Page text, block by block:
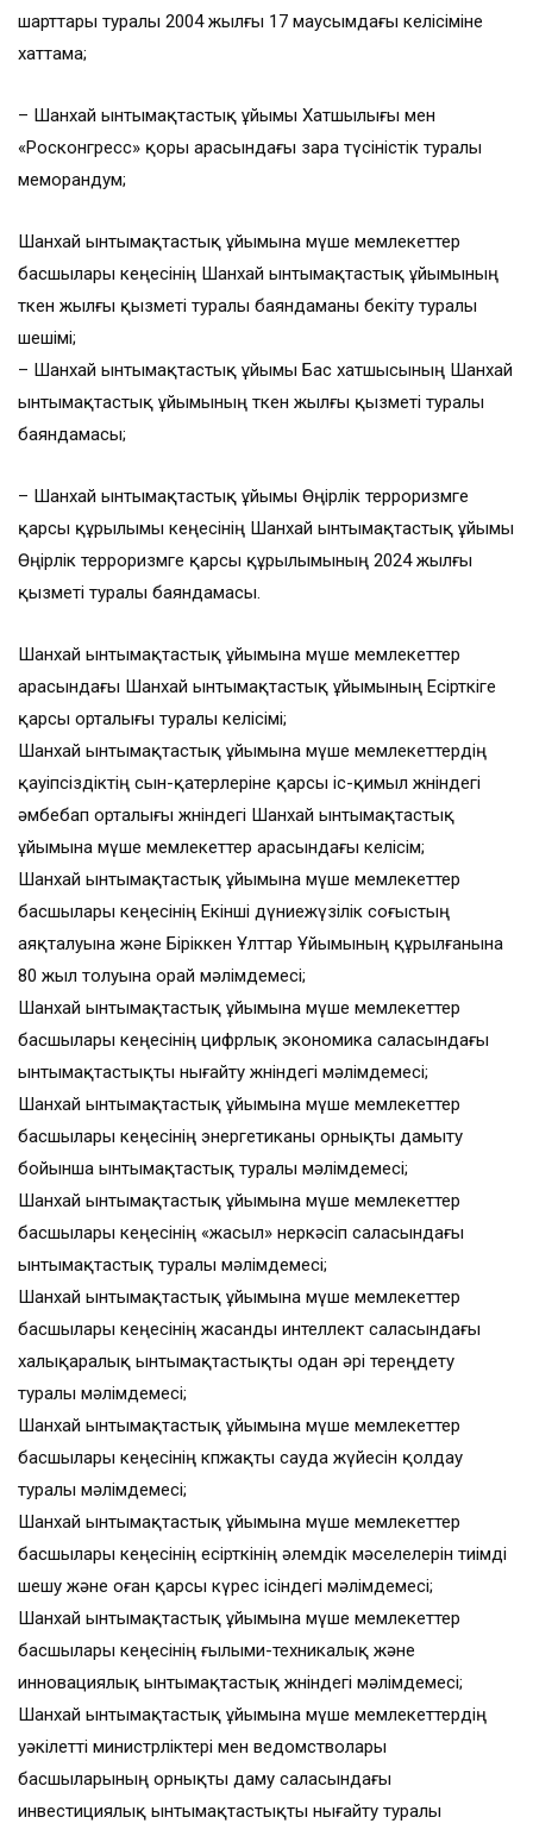
шарттары туралы 2004 жылғы 17 маусымдағы келісіміне
хаттама;
– Шанхай ынтымақтастық ұйымы Хатшылығы мен
«Росконгресс» қоры арасындағы өзара түсіністік туралы
меморандум;
Шанхай ынтымақтастық ұйымына мүше мемлекеттер
басшылары кеңесінің Шанхай ынтымақтастық ұйымының
өткен жылғы қызметі туралы баяндаманы бекіту туралы
шешімі;
– Шанхай ынтымақтастық ұйымы Бас хатшысының Шанхай
ынтымақтастық ұйымының өткен жылғы қызметі туралы
баяндамасы;
– Шанхай ынтымақтастық ұйымы Өңірлік терроризмге
қарсы құрылымы кеңесінің Шанхай ынтымақтастық ұйымы
Өңірлік терроризмге қарсы құрылымының 2024 жылғы
қызметі туралы баяндамасы.
Шанхай ынтымақтастық ұйымына мүше мемлекеттер
арасындағы Шанхай ынтымақтастық ұйымының Есірткіге
қарсы орталығы туралы келісімі;
Шанхай ынтымақтастық ұйымына мүше мемлекеттердің
қауіпсіздіктің сын-қатерлеріне қарсы іс-қимыл жөніндегі
әмбебап орталығы жөніндегі Шанхай ынтымақтастық
ұйымына мүше мемлекеттер арасындағы келісім;
Шанхай ынтымақтастық ұйымына мүше мемлекеттер
басшылары кеңесінің Екінші дүниежүзілік соғыстың
аяқталуына және Біріккен Ұлттар Ұйымының құрылғанына
80 жыл толуына орай мәлімдемесі;
Шанхай ынтымақтастық ұйымына мүше мемлекеттер
басшылары кеңесінің цифрлық экономика саласындағы
ынтымақтастықты нығайту жөніндегі мәлімдемесі;
Шанхай ынтымақтастық ұйымына мүше мемлекеттер
басшылары кеңесінің энергетиканы орнықты дамыту
бойынша ынтымақтастық туралы мәлімдемесі;
Шанхай ынтымақтастық ұйымына мүше мемлекеттер
басшылары кеңесінің «жасыл» өнеркәсіп саласындағы
ынтымақтастық туралы мәлімдемесі;
Шанхай ынтымақтастық ұйымына мүше мемлекеттер
басшылары кеңесінің жасанды интеллект саласындағы
халықаралық ынтымақтастықты одан әрі тереңдету
туралы мәлімдемесі;
Шанхай ынтымақтастық ұйымына мүше мемлекеттер
басшылары кеңесінің көпжақты сауда жүйесін қолдау
туралы мәлімдемесі;
Шанхай ынтымақтастық ұйымына мүше мемлекеттер
басшылары кеңесінің есірткінің әлемдік мәселелерін тиімді
шешу және оған қарсы күрес ісіндегі мәлімдемесі;
Шанхай ынтымақтастық ұйымына мүше мемлекеттер
басшылары кеңесінің ғылыми-техникалық және
инновациялық ынтымақтастық жөніндегі мәлімдемесі;
Шанхай ынтымақтастық ұйымына мүше мемлекеттердің
уәкілетті министрліктері мен ведомстволары
басшыларының орнықты даму саласындағы
инвестициялық ынтымақтастықты нығайту туралы